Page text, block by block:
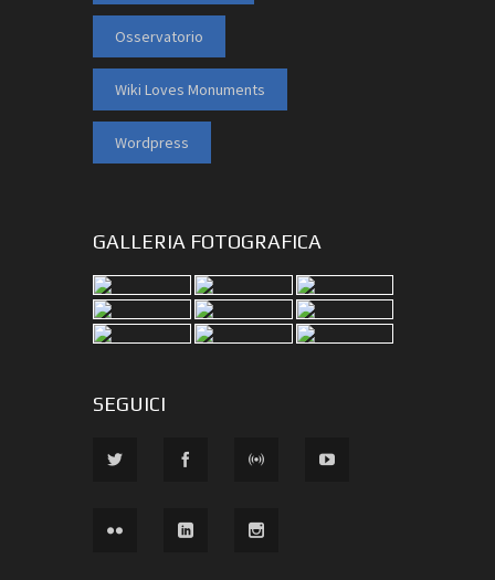
Osservatorio
Wiki Loves Monuments
Wordpress
GALLERIA FOTOGRAFICA
SEGUICI